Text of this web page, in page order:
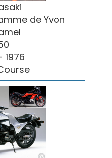
de Yvon
1976